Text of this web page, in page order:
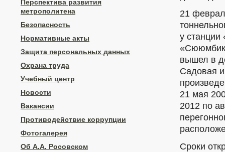
Перспектива развития
метрополитена
Безопасность
Нормативные акты
Защита персональных данных
Охрана труда
Учебный центр
Новости
Вакансии
Противодействие коррупции
Фотогалерея
Об А.А. Росовском
21
у станции
вышел в
Садовая
21 мая
2012 по
Сроки